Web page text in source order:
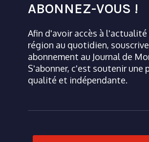
ABONNEZ-VOUS !
Afin d'avoir accès à
région au quotidien,
abonnement au Journal de
S'abonner, c'est soutenir une
qualité et indépendante.